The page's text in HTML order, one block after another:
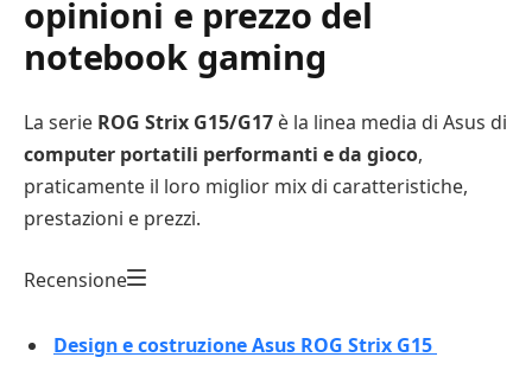
opinioni e prezzo del
notebook gaming
La serie ROG Strix G15/G17 è la linea media di Asus di
computer portatili performanti e da gioco,
praticamente il loro miglior mix di caratteristiche,
prestazioni e prezzi.
Recensione
Design e costruzione Asus ROG Strix G15